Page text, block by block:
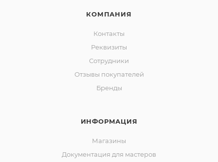
КОМПАНИЯ
Контакты
Реквизиты
Сотрудники
Отзывы покупателей
Бренды
ИНФОРМАЦИЯ
Магазины
Документация для мастеров